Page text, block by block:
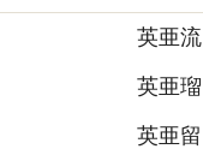
英亜流
英亜瑠
英亜留